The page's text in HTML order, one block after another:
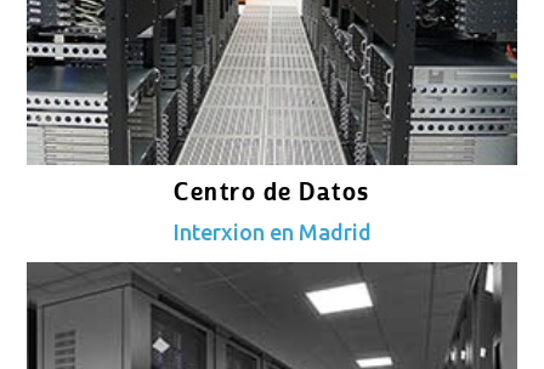
Centro de Datos
Interxion en Madrid